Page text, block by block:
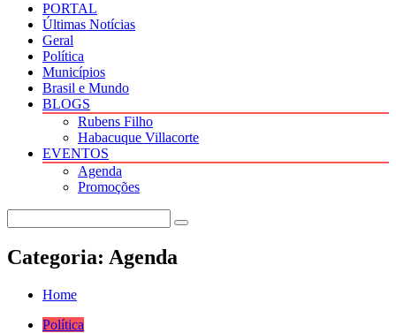
PORTAL
Últimas Notícias
Geral
Política
Municípios
Brasil e Mundo
BLOGS
Rubens Filho
Habacuque Villacorte
EVENTOS
Agenda
Promoções
Categoria: Agenda
Home
Política